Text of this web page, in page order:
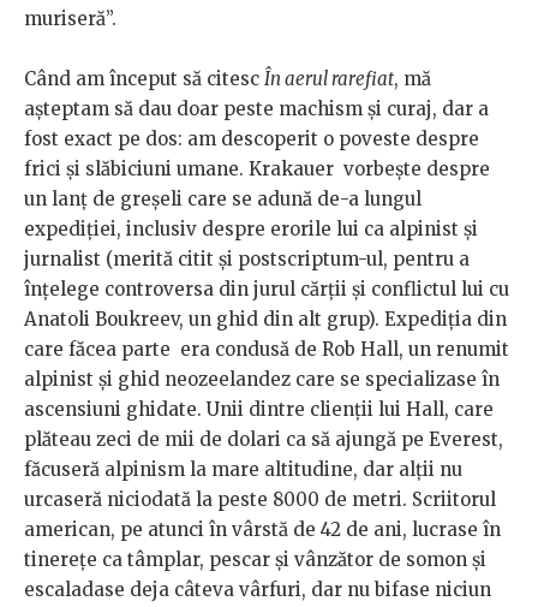
muriseră”.
Când am început să citesc În aerul rarefiat, mă
așteptam să dau doar peste machism și curaj, dar a
fost exact pe dos: am descoperit o poveste despre
frici și slăbiciuni umane. Krakauer vorbește despre
un lanț de greșeli care se adună de-a lungul
expediției, inclusiv despre erorile lui ca alpinist și
jurnalist (merită citit și postscriptum-ul, pentru a
înțelege controversa din jurul cărții și conflictul lui cu
Anatoli Boukreev, un ghid din alt grup). Expediția din
care făcea parte era condusă de Rob Hall, un renumit
alpinist și ghid neozeelandez care se specializase în
ascensiuni ghidate. Unii dintre clienții lui Hall, care
plăteau zeci de mii de dolari ca să ajungă pe Everest,
făcuseră alpinism la mare altitudine, dar alții nu
urcaseră niciodată la peste 8000 de metri. Scriitorul
american, pe atunci în vârstă de 42 de ani, lucrase în
tinerețe ca tâmplar, pescar și vânzător de somon și
escaladase deja câteva vârfuri, dar nu bifase niciun